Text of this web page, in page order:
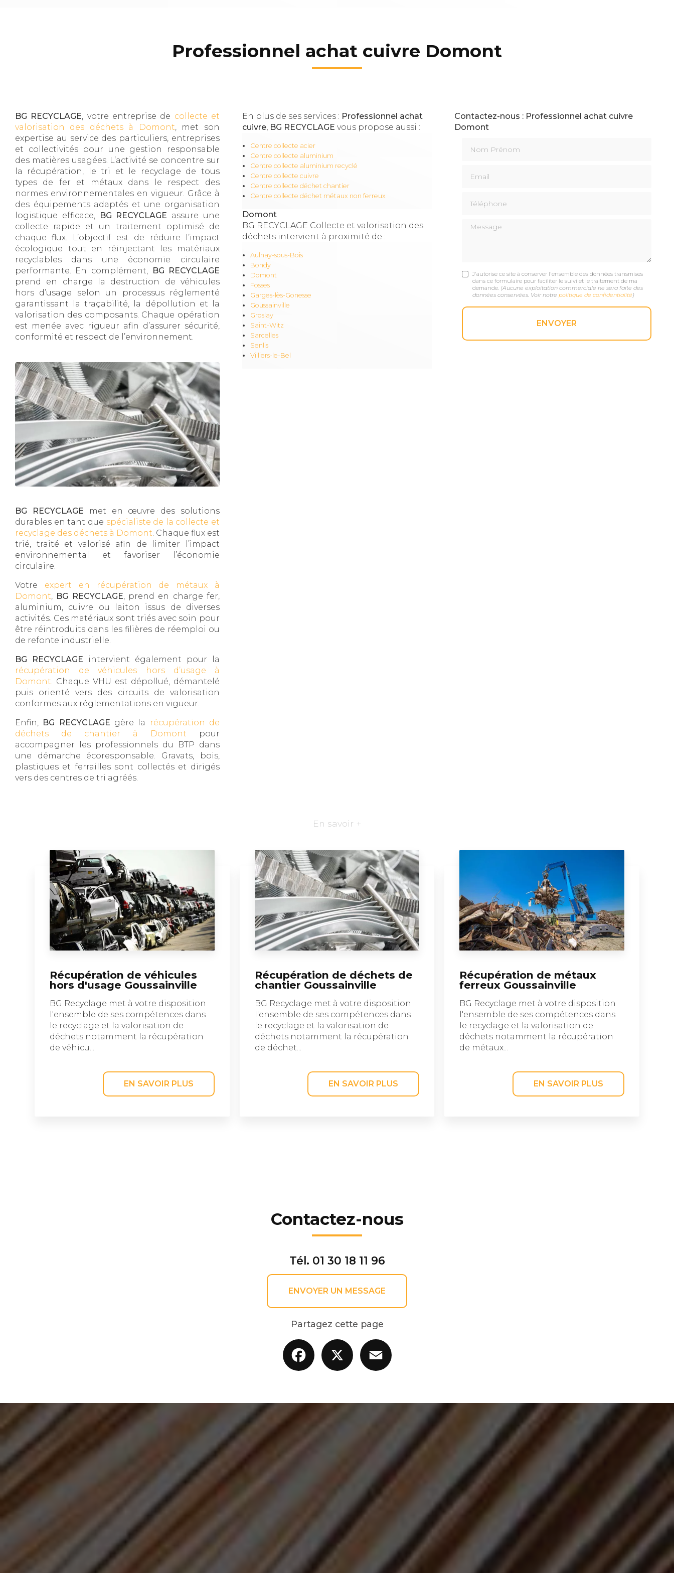
Professionnel achat cuivre Domont
BG RECYCLAGE, votre entreprise de collecte et
valorisation des déchets à Domont, met son
expertise au service des particuliers, entreprises
et collectivités pour une gestion responsable
des matières usagées. L’activité se concentre sur
la récupération, le tri et le recyclage de tous
types de fer et métaux dans le respect des
normes environnementales en vigueur. Grâce à
des équipements adaptés et une organisation
logistique efficace,
BG RECYCLAGE assure une
collecte rapide et un traitement optimisé de
chaque flux. L’objectif est de réduire l’impact
écologique tout en réinjectant les matériaux
recyclables dans une économie circulaire
performante. En complément,
BG RECYCLAGE
prend en charge la destruction de véhicules
hors d’usage selon un processus réglementé
garantissant la traçabilité, la dépollution et la
valorisation des composants. Chaque opération
est menée avec rigueur afin d’assurer sécurité,
conformité et respect de l’environnement.
BG RECYCLAGE met en œuvre des solutions
durables en tant que spécialiste de la collecte et
recyclage des déchets à Domont. Chaque flux est
trié, traité et valorisé afin de limiter l’impact
environnemental et favoriser l’économie
circulaire.
Votre expert en récupération de métaux à
Domont, BG RECYCLAGE, prend en charge fer,
aluminium, cuivre ou laiton issus de diverses
activités. Ces matériaux sont triés avec soin pour
être réintroduits dans les filières de réemploi ou
de refonte industrielle.
BG RECYCLAGE intervient également pour la
récupération de véhicules hors d’usage à
Domont. Chaque VHU est dépollué, démantelé
puis orienté vers des circuits de valorisation
conformes aux réglementations en vigueur.
Enfin, BG RECYCLAGE gère la
récupération de
déchets de chantier à Domont pour
accompagner les professionnels du BTP dans
une démarche écoresponsable. Gravats, bois,
plastiques et ferrailles sont collectés et dirigés
vers des centres de tri agréés.
En plus de ses services : Professionnel achat
cuivre, BG RECYCLAGE vous propose aussi :
Centre collecte acier
Centre collecte aluminium
Centre collecte aluminium recyclé
Centre collecte cuivre
Centre collecte déchet chantier
Centre collecte déchet métaux non ferreux
Domont
BG RECYCLAGE Collecte et valorisation des
déchets intervient à proximité de :
Aulnay-sous-Bois
Bondy
Domont
Fosses
Garges-lès-Gonesse
Goussainville
Groslay
Saint-Witz
Sarcelles
Senlis
Villiers-le-Bel
Contactez-nous : Professionnel achat cuivre
Domont
Message
J'autorise ce site à conserver l'ensemble des données transmises
dans ce formulaire pour faciliter le suivi et le traitement de ma
demande. (Aucune exploitation commerciale ne sera faite des
données conservées. Voir notre politique de confidentialité )
En savoir +
Récupération de véhicules
hors d'usage Goussainville
BG Recyclage met à votre disposition
l'ensemble de ses compétences dans
le recyclage et la valorisation de
déchets notamment la récupération
de véhicu...
EN SAVOIR PLUS
Récupération de déchets de
chantier Goussainville
BG Recyclage met à votre disposition
l'ensemble de ses compétences dans
le recyclage et la valorisation de
déchets notamment la récupération
de déchet...
EN SAVOIR PLUS
Récupération de métaux
ferreux Goussainville
BG Recyclage met à votre disposition
l'ensemble de ses compétences dans
le recyclage et la valorisation de
déchets notamment la récupération
de métaux...
EN SAVOIR PLUS
Contactez-nous
Tél. 01 30 18 11 96
ENVOYER UN MESSAGE
Partagez cette page
Facebook